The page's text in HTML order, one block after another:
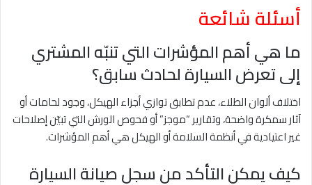
أسئلة شائعة
ما هي أهم المؤشرات التي تنبّه المشتري
إلى تعرض السيارة لحادث سابق؟
اختلاف ألوان الطلاء، عدم تطابق توازي أجزاء الهيكل، وجود لحامات أو
آثار سمكرة واضحة، وتقارير “موجز” أو فحوص الورش التي تبيّن إصلاحات
غير اعتيادية في أنظمة السلامة أو الهيكل هي أهم المؤشرات.
كيف يمكن التأكد من سجل صيانة السيارة